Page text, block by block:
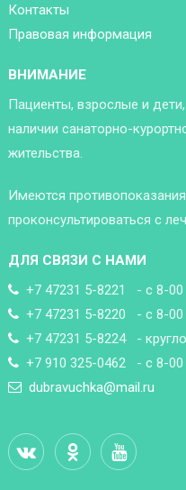
Контакты
Правовая информация
ВНИМАНИЕ
Пациенты, взрослые и
наличии санаторно-
жительства.
Имеются
проконсультироваться с
ДЛЯ СВЯЗИ С НАМИ
+7 47231 5-8221 - с 8-00
+7 47231 5-8220 - с 8-00
+7 47231 5-8224 -
+7 910 325-0462 - с 8-00
dubravuchka@mail.ru